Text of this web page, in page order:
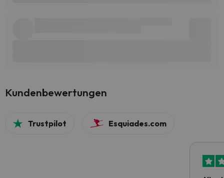
Kundenbewertungen
Trustpilot Esquiades.com